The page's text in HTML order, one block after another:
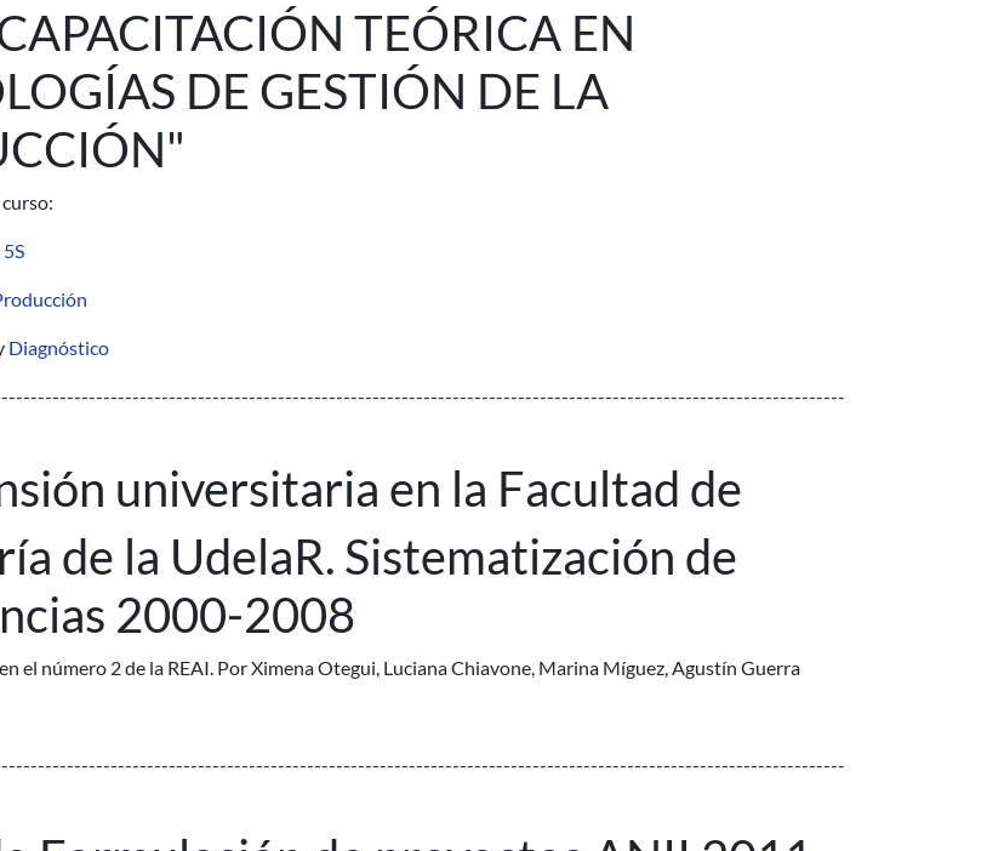
TEÓRICA EN
DE GESTIÓN DE LA
5S
Diagnóstico
universitaria en la Facultad de
de la UdelaR. Sistematización de
2000-2008
el número 2 de la REAI. Por Ximena Otegui, Luciana Chiavone, Marina Míguez, Agustín Guerra